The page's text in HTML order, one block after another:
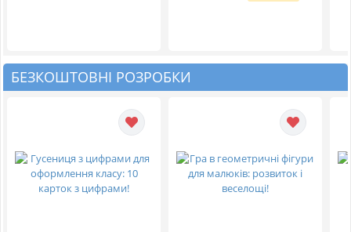
БЕЗКОШТОВНІ РОЗРОБКИ